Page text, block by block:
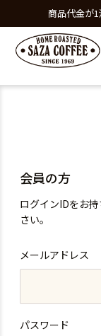
商品代金が
会員の方
ログインIDをお
さい。
メールアドレス
パスワード